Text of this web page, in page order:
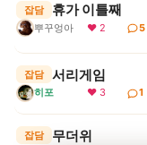
잡담 휴가 이틀째
뿌꾸엉아 ❤ 2 5
잡담 서리게임
히포 ❤ 3 1
잡담 무더위